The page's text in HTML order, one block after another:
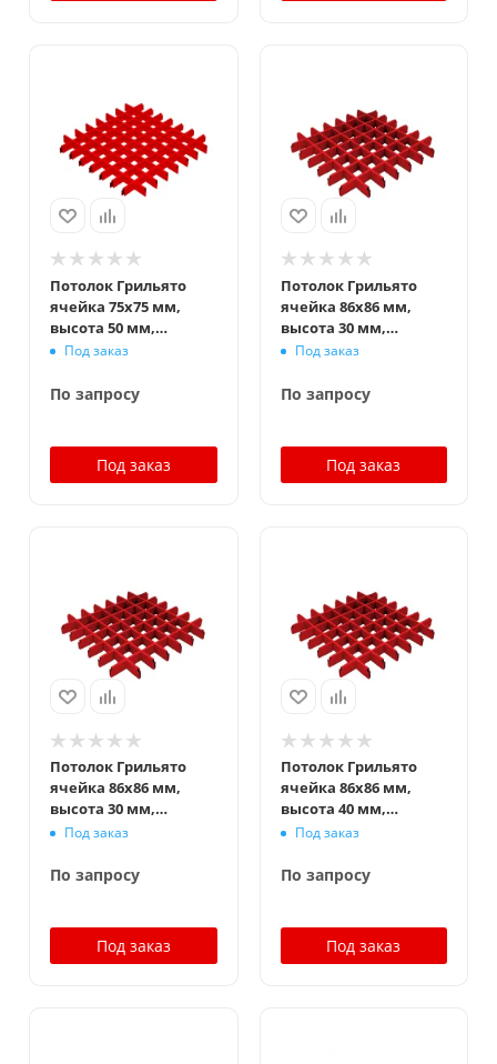
Потолок Грильято
ячейка 75x75 мм,
высота 50 мм,
ширина 10 мм,
Под заказ
По запросу
Под заказ
Потолок Грильято
ячейка 86x86 мм,
высота 30 мм,
ширина 5 мм,
Под заказ
По запросу
Под заказ
Потолок Грильято
ячейка 86x86 мм,
высота 30 мм,
ширина 10 мм,
Под заказ
По запросу
Под заказ
Потолок Грильято
ячейка 86x86 мм,
высота 40 мм,
ширина 10 мм,
Под заказ
По запросу
Под заказ